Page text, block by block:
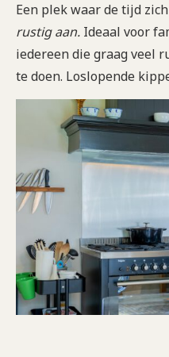
Een plek waar de tijd
rustig aan. Ideaal voor
iedereen die graag veel
te doen. Loslopende